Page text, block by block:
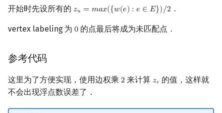
开始时先设所有的 𝑧𝑢 = 𝑚𝑎𝑥({𝑤(𝑒) : 𝑒 ∈ 𝐸})/2
zu =max({w(e):e∈ E} /2 ．
vertex labeling 为 0
0 的点最后将成为未匹配点．
参考代码
这里为了方便实现，使用边权乘 2
2 来计算 𝑧𝑒
ze 的值，这样就
不会出现浮点数误差了．